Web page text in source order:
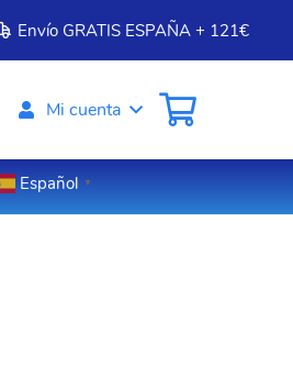
Envío GRATIS ESPAÑA + 121€
Mi cuenta
Español ▼